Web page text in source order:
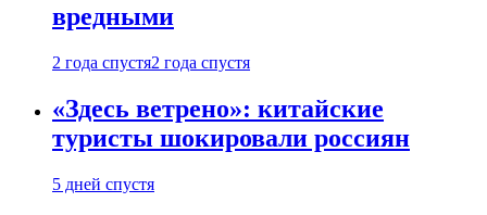
вредными
2 года спустя2 года спустя
«Здесь ветрено»: китайские
туристы шокировали россиян
5 дней спустя